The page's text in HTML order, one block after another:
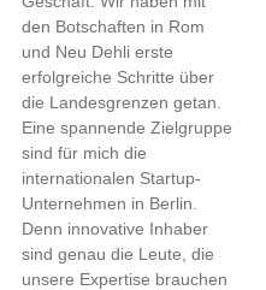
den Botschaften in Rom
und Neu Dehli erste
erfolgreiche Schritte über
die Landesgrenzen getan.
Eine spannende Zielgruppe
sind für mich die
internationalen Startup-
Unternehmen in Berlin.
Denn innovative Inhaber
sind genau die Leute, die
unsere Expertise brauchen